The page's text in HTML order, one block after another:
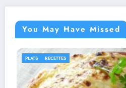
You May Have Missed
IDÉES RECETTES